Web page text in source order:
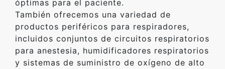
óptimas para el paciente.
También ofrecemos una variedad de
productos periféricos para respiradores,
incluidos conjuntos de circuitos respiratorios
para anestesia, humidificadores respiratorios
y sistemas de suministro de oxígeno de alto